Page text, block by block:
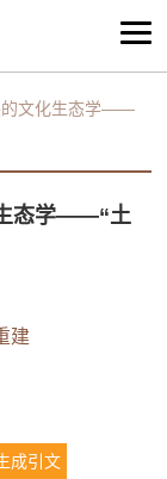
的文化生态学——
态学——“土
建
成引文